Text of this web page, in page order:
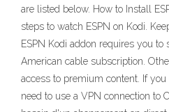
are listed below. How to Install
steps to watch ESPN on Kodi.
ESPN Kodi addon requires you to
American cable subscription.
access to premium content. If
need to use a VPN connection to